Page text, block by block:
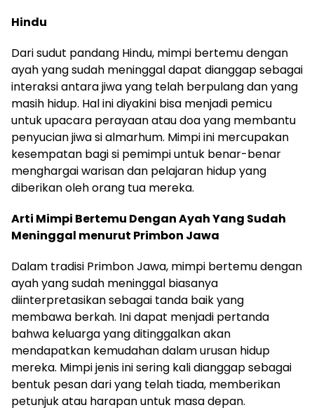
Hindu
Dari sudut pandang Hindu, mimpi bertemu dengan
ayah yang sudah meninggal dapat dianggap sebagai
interaksi antara jiwa yang telah berpulang dan yang
masih hidup. Hal ini diyakini bisa menjadi pemicu
untuk upacara perayaan atau doa yang membantu
penyucian jiwa si almarhum. Mimpi ini mercupakan
kesempatan bagi si pemimpi untuk benar-benar
menghargai warisan dan pelajaran hidup yang
diberikan oleh orang tua mereka.
Arti Mimpi Bertemu Dengan Ayah Yang Sudah
Meninggal menurut Primbon Jawa
Dalam tradisi Primbon Jawa, mimpi bertemu dengan
ayah yang sudah meninggal biasanya
diinterpretasikan sebagai tanda baik yang
membawa berkah. Ini dapat menjadi pertanda
bahwa keluarga yang ditinggalkan akan
mendapatkan kemudahan dalam urusan hidup
mereka. Mimpi jenis ini sering kali dianggap sebagai
bentuk pesan dari yang telah tiada, memberikan
petunjuk atau harapan untuk masa depan.